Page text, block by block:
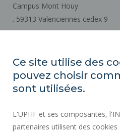
Campus Mont Houy
. 59313 Valenciennes cedex 9
REGULATORY ACTS
PUBLIC PROCUREMENT
LEGAL INFORMATION
Ce site utilise des
pouvez choisir
sont utilisées.
L'UPHF et ses composantes,
partenaires utilisent des